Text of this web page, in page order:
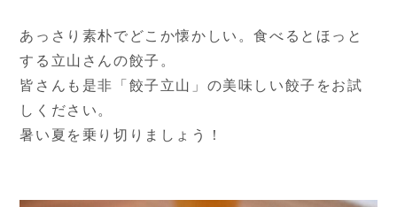
あっさり素朴でどこか懐かしい。食べるとほっと
する立山さんの餃子。
皆さんも是非「餃子立山」の美味しい餃子をお試
しください。
暑い夏を乗り切りましょう！